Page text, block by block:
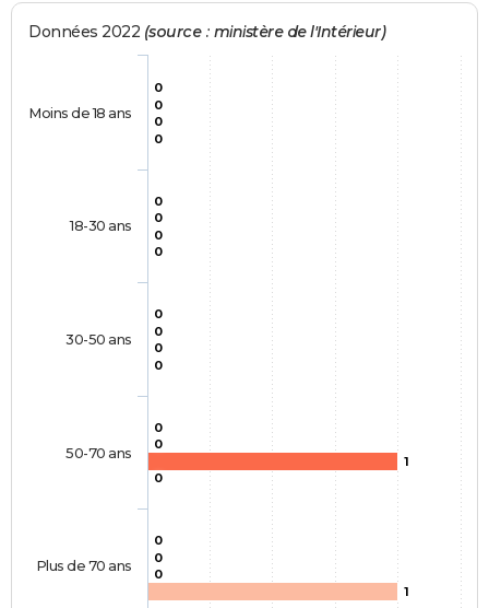
Données 2022 (source : ministère de l'Intérieur)
0
0
0
0
0
0
0
0
0
0
0
0
0
1
0
0
0
0
0
1
Moins de 18 ans
18-30 ans
30-50 ans
50-70 ans
Plus de 70 ans